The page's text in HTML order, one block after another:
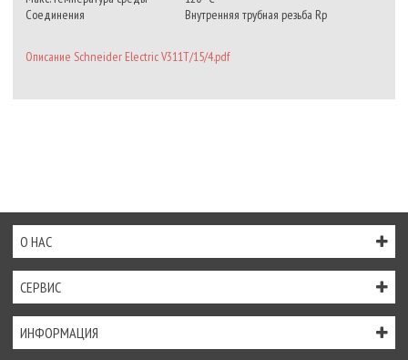
Соединения
Внутренняя трубная резьба Rp
Описание Schneider Electric V311T/15/4.pdf
О НАС
СЕРВИС
ИНФОРМАЦИЯ